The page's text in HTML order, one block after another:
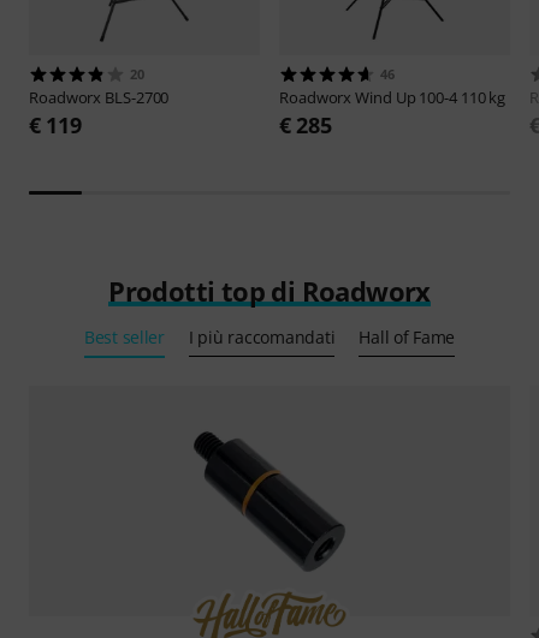
20
Roadworx BLS-2700
€ 119
46
RoadworxWind Up 100-4 110 kg
€ 285
Prodotti top di Roadworx
Best seller I più raccomandati Hall of Fame